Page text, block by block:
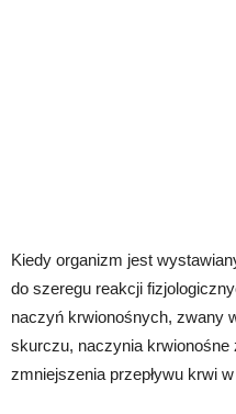
Kiedy organizm jest
do szeregu reakcji
naczyń krwionośnych, zwany
skurczu, naczynia krwionośne
zmniejszenia przepływu krwi